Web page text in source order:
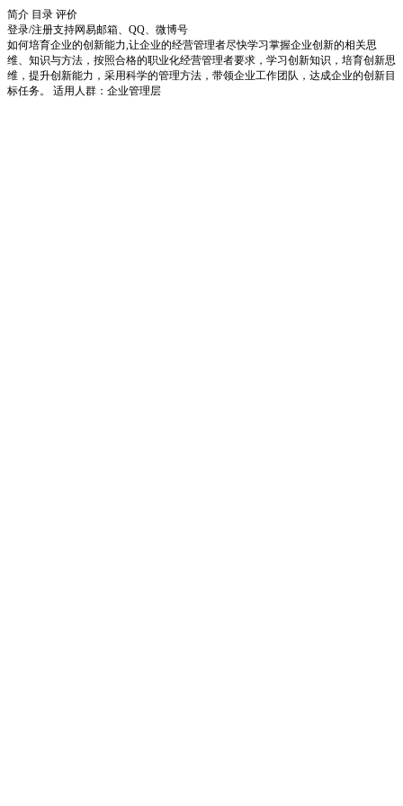
简介 目录 评价
登录/注册支持网易邮箱、QQ、微博号
如何培育企业的创新能力,让企业的经营管理者尽快学习掌握企业创新的相关思
维、知识与方法，按照合格的职业化经营管理者要求，学习创新知识，培育创新思
维，提升创新能力，采用科学的管理方法，带领企业工作团队，达成企业的创新目
标任务。 适用人群：企业管理层